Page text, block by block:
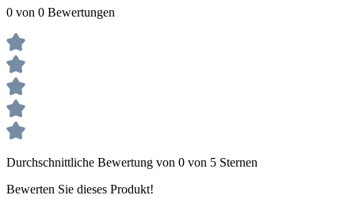
0 von 0 Bewertungen
Durchschnittliche Bewertung von 0 von 5 Sternen
Bewerten Sie dieses Produkt!